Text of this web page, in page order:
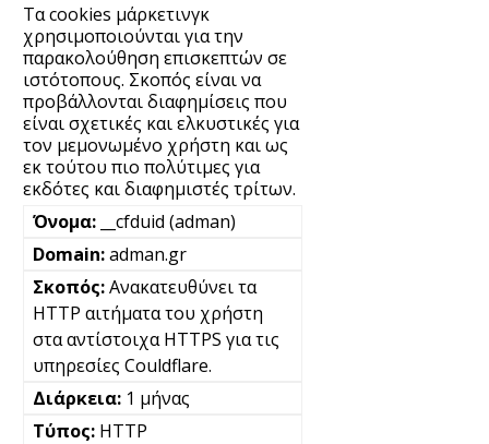
Τα cookies μάρκετινγκ
χρησιμοποιούνται για την
παρακολούθηση επισκεπτών σε
ιστότοπους. Σκοπός είναι να
προβάλλονται διαφημίσεις που
είναι σχετικές και ελκυστικές για
τον μεμονωμένο χρήστη και ως
εκ τούτου πιο πολύτιμες για
εκδότες και διαφημιστές τρίτων.
__cfduid (adman)
adman.gr
Ανακατευθύνει τα
HTTP αιτήματα του χρήστη
στα αντίστοιχα HTTPS για τις
υπηρεσίες Couldflare.
1 μήνας
HTTP